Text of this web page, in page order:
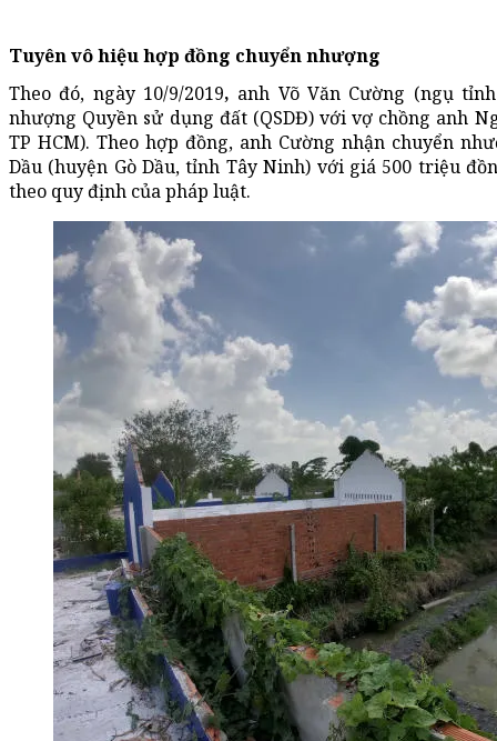
Tuyên vô hiệu hợp đồng chuyển nhượng
Theo đó, ngày 10/9/2019, anh Võ Văn Cường (ngụ
nhượng Quyền sử dụng đất (QSDĐ) với vợ chồng anh
TP HCM). Theo hợp đồng, anh Cường nhận chuyển
Dầu (huyện Gò Dầu, tỉnh Tây Ninh) với giá 500 triệu
theo quy định của pháp luật.